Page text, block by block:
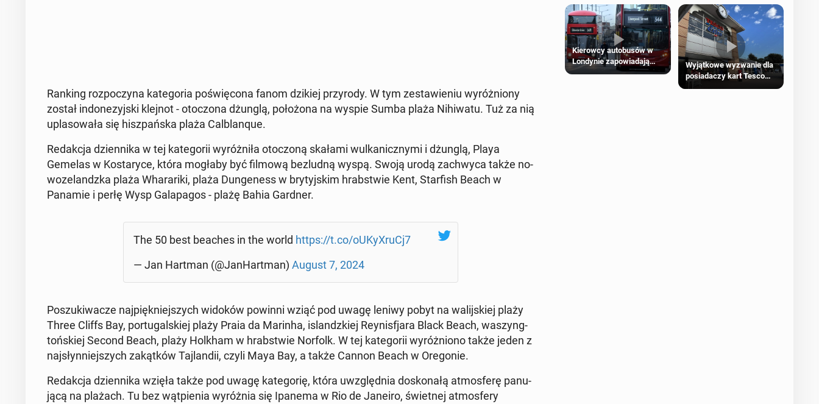
Ranking roz­po­czy­na ka­te­go­ria po­świę­co­na fanom dzikiej przy­ro­dy. W tym ze­sta­wie­niu wy­róż­nio­ny
został in­do­ne­zyj­ski klejnot - oto­czo­na dżunglą, po­ło­żo­na na wyspie Sumba plaża Ni­hi­wa­tu. Tuż za nią
upla­so­wa­ła się hisz­pań­ska plaża Cal­bla­nque.
Re­dak­cja dzien­ni­ka w tej ka­te­go­rii wy­róż­ni­ła oto­czo­ną skałami wul­ka­nicz­ny­mi i dżunglą, Playa
Gemelas w Ko­sta­ry­ce, która mogłaby być filmową bez­lud­ną wyspą. Swoją urodą za­chwy­ca także no­
wo­ze­landz­ka plaża Wha­ra­ri­ki, plaża Dun­ge­ness w bry­tyj­skim hrab­stwie Kent, Star­fish Beach w
Panamie i perłę Wysp Ga­la­pa­gos - plażę Bahia Gardner.
The 50 best beaches in the world https://t.co/oUKy­XruCj7
— Jan Hartman (@Jan­Hart­man) August 7, 2024
Po­szu­ki­wa­cze naj­pięk­niej­szych widoków powinni wziąć pod uwagę leniwy pobyt na wa­lij­skiej plaży
Three Cliffs Bay, por­tu­gal­skiej plaży Praia da Marinha, is­landz­kiej Rey­nis­fja­ra Black Beach, wa­szyng­
toń­skiej Second Beach, plaży Holkham w hrab­stwie Norfolk. W tej ka­te­go­rii wy­róż­nio­no także jeden z
naj­słyn­niej­szych za­kąt­ków Taj­lan­dii, czyli Maya Bay, a także Cannon Beach w Ore­go­nie.
Re­dak­cja dzien­ni­ka wzięła także pod uwagę ka­te­go­rię, która uwzględ­nia do­sko­na­łą at­mos­fe­rę pa­nu­
ją­cą na plażach. Tu bez wąt­pie­nia wy­róż­nia się Ipanema w Rio de Janeiro, świet­nej at­mos­fe­ry
świecie
Kierowcy autobusów w
Londynie zapowiadają
strajki
Wyjątkowe wyzwanie dla
posiadaczy kart Tesco
Clubcard!